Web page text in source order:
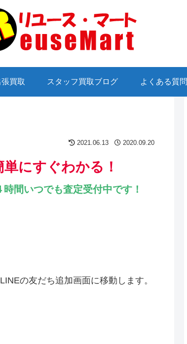
張買取 スタッフ買取ブログ よくある質問
2021.06.13 2020.09.20
にすぐわかる！
間いつでも査定受付中です！
の友だち追加画面に移動します。